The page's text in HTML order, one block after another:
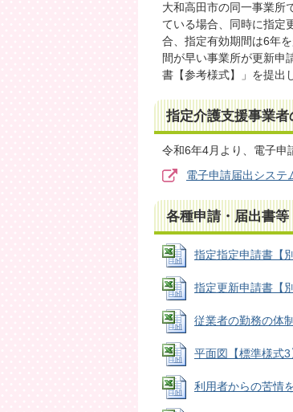
大和高田市の同一事業所
ている場合、同時に指定
合、指定有効期間は6年
間が早い事業所が更新申
書【参考様式】」を提出
指定介護支援事業
令和6年4月より、電子申
電子申請届出システ
各種申請・届出書等
指定指定申請書【
指定更新申請書【
従業者の勤務の体
平面図【標準様式
利用者からの苦情